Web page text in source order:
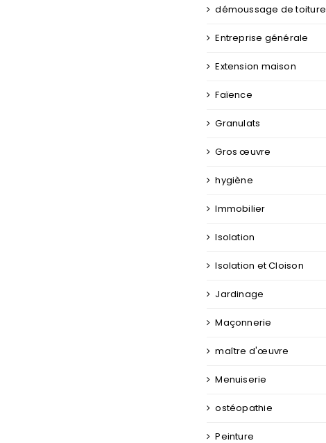
démoussage de toiture
Entreprise générale
Extension maison
Faïence
Granulats
Gros œuvre
hygiène
Immobilier
Isolation
Isolation et Cloison
Jardinage
Maçonnerie
maître d'œuvre
Menuiserie
ostéopathie
Peinture